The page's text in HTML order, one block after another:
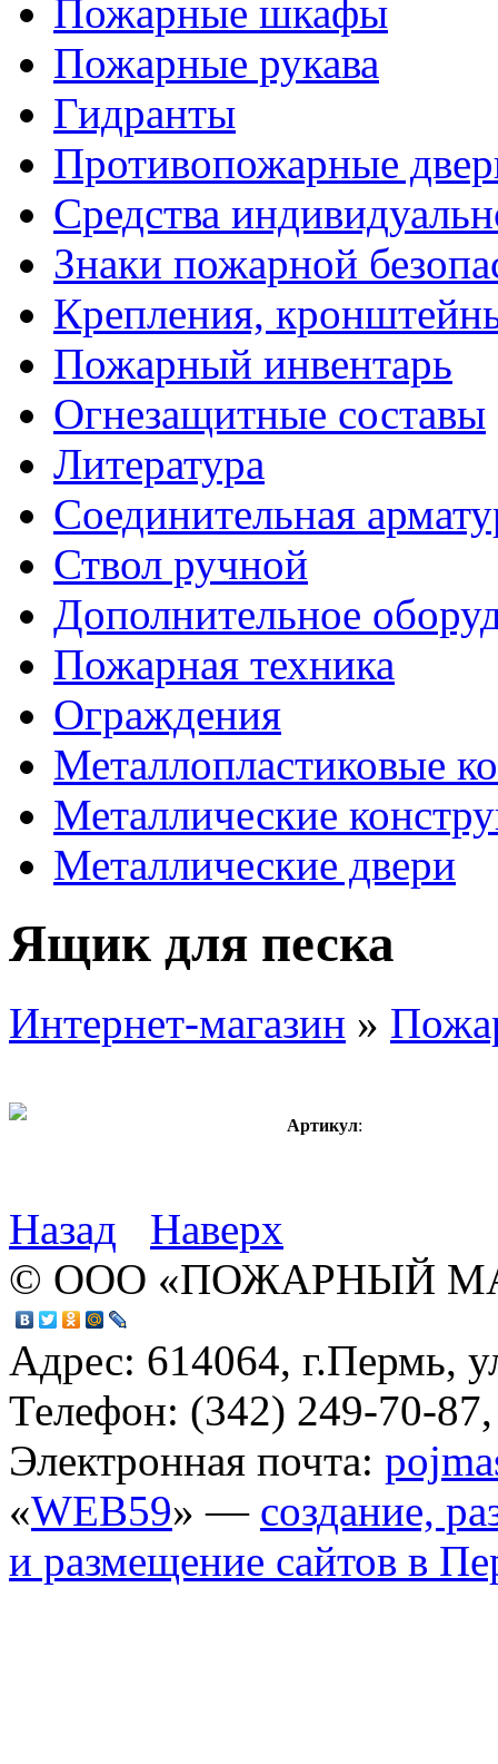
Пожарные шкафы
Пожарные рукава
Гидранты
Противопожарные
Средства
Знаки пожарной
Крепления,
Пожарный инвентарь
Огнезащитные составы
Литература
Соединительная
Ствол ручной
Дополнительное
Пожарная техника
Ограждения
Металлопластиковые
Металлические
Металлические двери
Ящик для песка
Интернет-магазин »
Артикул:
Назад
Наверх
© ООО «ПОЖАРНЫЙ
Адрес: 614064, г.Пермь,
Телефон: (342) 249-70-
Электронная почта:
«WEB59» — создание,
и размещение сайтов в